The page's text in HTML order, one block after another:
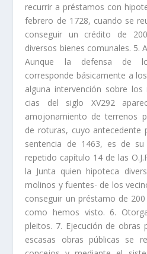
recurrir a préstamos con
febrero de 1728, cuando se
conseguir un crédito de
diversos bienes comunales. 5.
Aunque la defensa de
corresponde básicamente a
alguna intervención sobre
cias del siglo XV292
amojonamiento de terrenos
de roturas, cuyo antecedente
sentencia de 1463, es de
repetido capí­tulo 14 de las
la Junta quien hipoteca
molinos y fuentes- de los
conseguir un préstamo de
como hemos visto. 6.
pleitos. 7. Ejecución de obras
escasas obras públicas se